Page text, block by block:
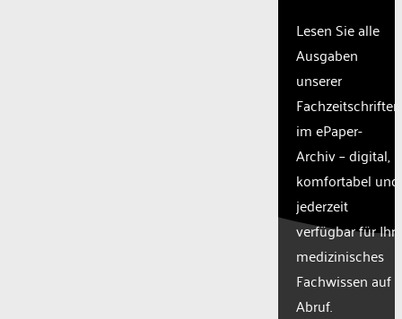
Lesen Sie alle
Ausgaben
unserer
Fachzeitschriften
im ePaper-
Archiv – digital,
komfortabel und
jederzeit
verfügbar für Ihr
medizinisches
Fachwissen auf
Abruf.